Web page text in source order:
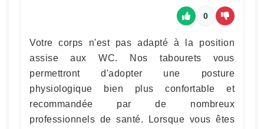
0
Votre corps n'est pas adapté à la position
assise aux WC. Nos tabourets vous
permettront d'adopter une posture
physiologique bien plus confortable et
recommandée par de nombreux
professionnels de santé. Lorsque vous êtes